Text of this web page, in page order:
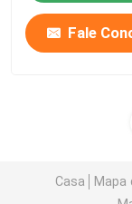
Fale
Casa Mapa